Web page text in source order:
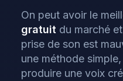
On peut avoir le
gratuit du marché
prise de son est
une méthode simple,
produire une voix